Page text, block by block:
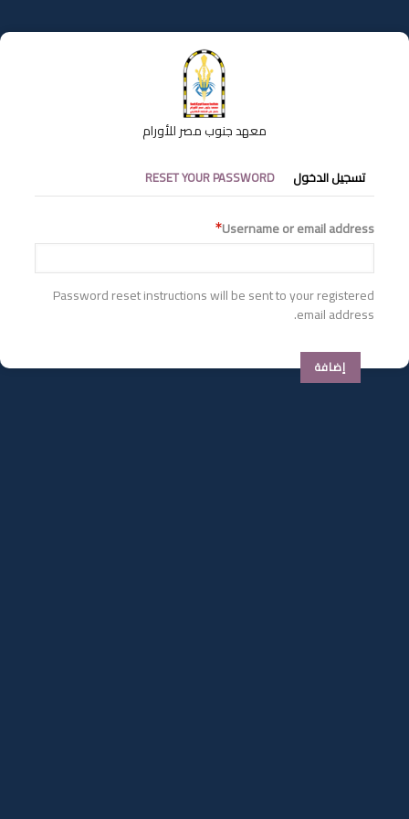
إلى
المحتوى
معهد جنوب مصر للأورام
التبويبات
الأساسية
تسجيل الدخول RESET YOUR PASSWORD
Username or email address
Password reset instructions will be sent to your registered
email address.